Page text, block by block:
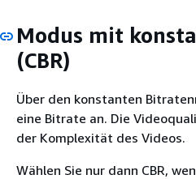
Modus mit
(CBR)
Über den konstanten
eine Bitrate an. Die
der Komplexität des Videos.
Wählen Sie nur dann CBR,